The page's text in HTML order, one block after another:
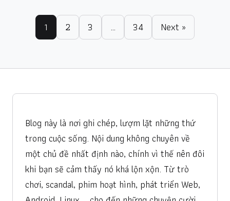
1 2 3 … 34 Next »
Blog này là nơi ghi chép, lượm lặt những thứ
trong cuộc sống. Nội dung không chuyên về
một chủ đề nhất định nào, chính vì thế nên đôi
khi bạn sẽ cảm thấy nó khá lộn xộn. Từ trò
chơi, scandal, phim hoạt hình, phát triển Web,